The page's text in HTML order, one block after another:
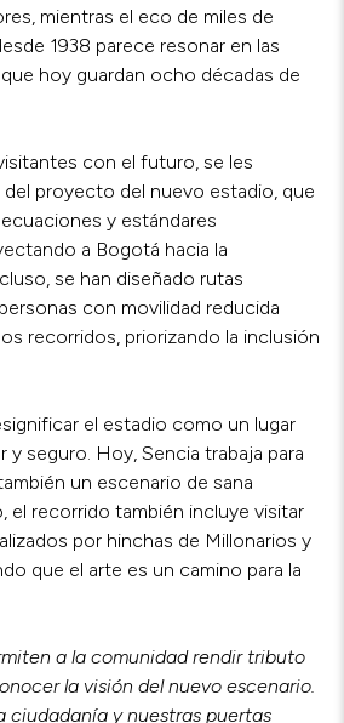
mientras el eco de miles de
1938 parece resonar en las
hoy guardan ocho décadas de
con el futuro, se les
proyecto del nuevo estadio, que
y estándares
a Bogotá hacia la
se han diseñado rutas
con movilidad reducida
recorridos, priorizando la inclusión
el estadio como un lugar
y seguro. Hoy, Sencia trabaja para
un escenario de sana
el recorrido también incluye visitar
por hinchas de Millonarios y
que el arte es un camino para la
a la comunidad rendir tributo
la visión del nuevo escenario.
ciudadanía y nuestras puertas